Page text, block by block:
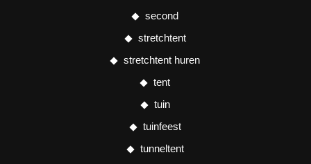
second
stretchtent
stretchtent huren
tent
tuin
tuinfeest
tunneltent